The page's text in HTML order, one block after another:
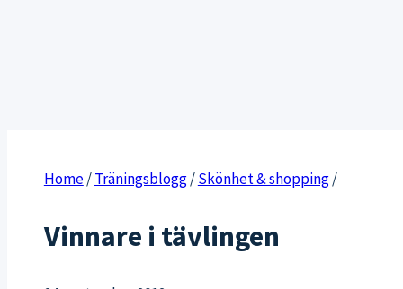
Home/Träningsblogg/Skönhet & shopping/
Vinnare i tävlingen